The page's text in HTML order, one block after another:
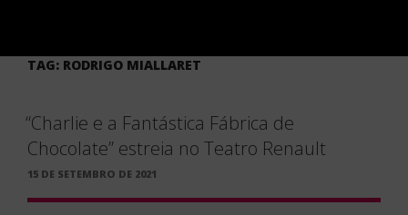
TAG: RODRIGO MIALLARET
“Charlie e a Fantástica Fábrica de
Chocolate” estreia no Teatro Renault
PUBLICADO
15 DE SETEMBRO DE 2021